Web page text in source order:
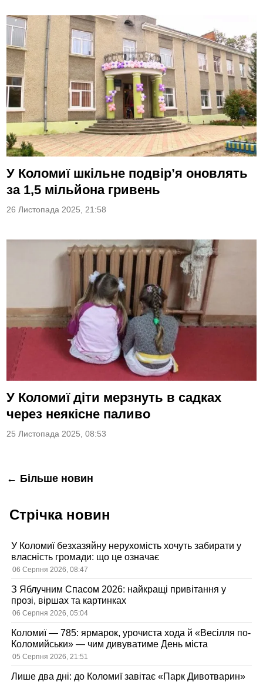
У Коломиї шкільне подвір’я оновлять
за 1,5 мільйона гривень
26 Листопада 2025, 21:58
У Коломиї діти мерзнуть в садках
через неякісне паливо
25 Листопада 2025, 08:53
Навігація
записами
← Більше новин
Стрічка новин
У Коломиї безхазяйну нерухомість хочуть забирати у
власність громади: що це означає
06 Серпня 2026, 08:47
З Яблучним Спасом 2026: найкращі привітання у
прозі, віршах та картинках
06 Серпня 2026, 05:04
Коломиї — 785: ярмарок, урочиста хода й «Весілля по-
Коломийськи» — чим дивуватиме День міста
05 Серпня 2026, 21:51
Лише два дні: до Коломиї завітає «Парк Дивотварин»